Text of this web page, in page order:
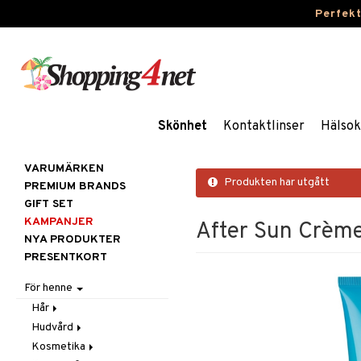
Skönhet Kontaktlinser
Produkten har utgått
After Sun
VARUMÄRKEN
PREMIUM BRANDS
GIFT SET
KAMPANJER
NYA PRODUKTER
PRESENTKORT
För henne
Hår
Accessoarer
Balsam
Hudvård
Ansiktscremer
Kosmetika